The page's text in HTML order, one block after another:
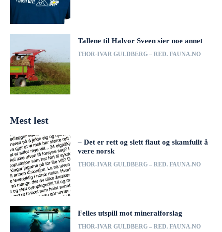
Tallene til Halvor Sveen sier noe annet
THOR-IVAR GULDBERG – RED. FAUNA.NO
Mest lest
– Det er rett og slett flaut og skamfullt å
være norsk
THOR-IVAR GULDBERG – RED. FAUNA.NO
Felles utspill mot mineralforslag
THOR-IVAR GULDBERG – RED. FAUNA.NO